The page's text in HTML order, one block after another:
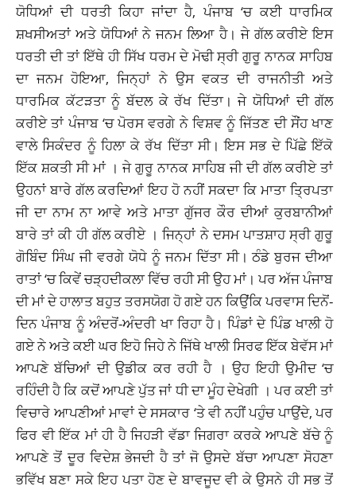
ਯੋਧਿਆਂ ਦੀ ਧਰਤੀ ਕਿਹਾ ਜਾਂਦਾ ਹੈ, ਪੰਜਾਬ ‘ਚ ਕਈ ਧਾਰਮਿਕ
ਸ਼ਖਸੀਅਤਾਂ ਅਤੇ ਯੋਧਿਆਂ ਨੇ ਜਨਮ ਲਿਆ ਹੈ। ਜੇ ਗੱਲ ਕਰੀਏ ਇਸ
ਧਰਤੀ ਦੀ ਤਾਂ ਇੱਥੇ ਹੀ ਸਿੱਖ ਧਰਮ ਦੇ ਮੋਢੀ ਸ੍ਰੀ ਗੁਰੂ ਨਾਨਕ ਸਾਹਿਬ
ਦਾ ਜਨਮ ਹੋਇਆ, ਜਿਨ੍ਹਾਂ ਨੇ ਉਸ ਵਕਤ ਦੀ ਰਾਜਨੀਤੀ ਅਤੇ
ਧਾਰਮਿਕ ਕੱਟੜਤਾ ਨੂੰ ਬੱਦਲ ਕੇ ਰੱਖ ਦਿੱਤਾ। ਜੇ ਯੋਧਿਆਂ ਦੀ ਗੱਲ
ਕਰੀਏ ਤਾਂ ਪੰਜਾਬ ‘ਚ ਪੋਰਸ ਵਰਗੇ ਨੇ ਵਿਸ਼ਵ ਨੂੰ ਜਿੱਤਣ ਦੀ ਸੌਂਹ ਖਾਣ
ਵਾਲੇ ਸਿਕੰਦਰ ਨੂੰ ਹਿਲਾ ਕੇ ਰੱਖ ਦਿੱਤਾ ਸੀ। ਇਸ ਸਭ ਦੇ ਪਿੱਛੇ ਇੱਕੋ
ਇੱਕ ਸ਼ਕਤੀ ਸੀ ਮਾਂ । ਜੇ ਗੁਰੂ ਨਾਨਕ ਸਾਹਿਬ ਜੀ ਦੀ ਗੱਲ ਕਰੀਏ ਤਾਂ
ਉਹਨਾਂ ਬਾਰੇ ਗੱਲ ਕਰਦਿਆਂ ਇਹ ਹੋ ਨਹੀਂ ਸਕਦਾ ਕਿ ਮਾਤਾ ਤ੍ਰਿਪਤਾ
ਜੀ ਦਾ ਨਾਮ ਨਾ ਆਵੇ ਅਤੇ ਮਾਤਾ ਗੁੱਜਰ ਕੌਰ ਦੀਆਂ ਕੁਰਬਾਨੀਆਂ
ਬਾਰੇ ਤਾਂ ਕੀ ਹੀ ਗੱਲ ਕਰੀਏ । ਜਿਨ੍ਹਾਂ ਨੇ ਦਸਮ ਪਾਤਸ਼ਾਹ ਸ੍ਰੀ ਗੁਰੂ
ਗੋਬਿੰਦ ਸਿੰਘ ਜੀ ਵਰਗੇ ਯੋਧੇ ਨੂੰ ਜਨਮ ਦਿੱਤਾ ਸੀ। ਠੰਡੇ ਬੁਰਜ ਦੀਆ
ਰਾਤਾਂ ‘ਚ ਕਿਵੇਂ ਚੜ੍ਹਦੀਕਲਾ ਵਿੱਚ ਰਹੀ ਸੀ ਉਹ ਮਾਂ। ਪਰ ਅੱਜ ਪੰਜਾਬ
ਦੀ ਮਾਂ ਦੇ ਹਾਲਾਤ ਬਹੁਤ ਤਰਸਯੋਗ ਹੋ ਗਏ ਹਨ ਕਿਉਂਕਿ ਪਰਵਾਸ ਦਿਨੋਂ-
ਦਿਨ ਪੰਜਾਬ ਨੂੰ ਅੰਦਰੋਂ-ਅੰਦਰੀ ਖਾ ਰਿਹਾ ਹੈ। ਪਿੰਡਾਂ ਦੇ ਪਿੰਡ ਖਾਲੀ ਹੋ
ਗਏ ਨੇ ਅਤੇ ਕਈ ਘਰ ਇਹੋ ਜਿਹੇ ਨੇ ਜਿੱਥੇ ਖਾਲੀ ਸਿਰਫ ਇੱਕ ਬੇਵੱਸ ਮਾਂ
ਆਪਣੇ ਬੱਚਿਆਂ ਦੀ ਉਡੀਕ ਕਰ ਰਹੀ ਹੈ । ਉਹ ਇਹੀ ਉਮੀਦ ‘ਚ
ਰਹਿੰਦੀ ਹੈ ਕਿ ਕਦੋਂ ਆਪਣੇ ਪੁੱਤ ਜਾਂ ਧੀ ਦਾ ਮੂੰਹ ਦੇਖੇਗੀ । ਪਰ ਕਈ ਤਾਂ
ਵਿਚਾਰੇ ਆਪਣੀਆਂ ਮਾਵਾਂ ਦੇ ਸਸਕਾਰ ‘ਤੇ ਵੀ ਨਹੀਂ ਪਹੁੰਚ ਪਾਉਂਦੇ, ਪਰ
ਫਿਰ ਵੀ ਇੱਕ ਮਾਂ ਹੀ ਹੈ ਜਿਹੜੀ ਵੱਡਾ ਜਿਗਰਾ ਕਰਕੇ ਆਪਣੇ ਬੱਚੇ ਨੂੰ
ਆਪਣੇ ਤੋਂ ਦੂਰ ਵਿਦੇਸ਼ ਭੇਜਦੀ ਹੈ ਤਾਂ ਜੋ ਉਸਦੇ ਬੱਚਾ ਆਪਣਾ ਸੋਹਣਾ
ਭਵਿੱਖ ਬਣਾ ਸਕੇ ਇਹ ਪਤਾ ਹੋਣ ਦੇ ਬਾਵਜੂਦ ਵੀ ਕੇ ਉਸਨੇ ਹੀ ਸਭ ਤੋਂ